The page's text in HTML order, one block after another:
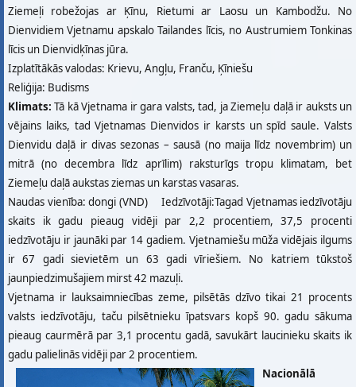
Ziemeļi robežojas ar Ķīnu, Rietumi ar Laosu un Kambodžu. No
Dienvidiem Vjetnamu apskalo Tailandes līcis, no Austrumiem Tonkinas
līcis un Dienvidķīnas jūra.
Izplatītākās valodas: Krievu, Angļu, Franču, Ķīniešu
Reliģija: Budisms
Klimats:Tā kā Vjetnama ir gara valsts, tad, ja Ziemeļu daļā ir auksts un
vējains laiks, tad Vjetnamas Dienvidos ir karsts un spīd saule. Valsts
Dienvidu daļā ir divas sezonas – sausā (no maija līdz novembrim) un
mitrā (no decembra līdz aprīlim) raksturīgs tropu klimatam, bet
Ziemeļu daļā aukstas ziemas un karstas vasaras.
Naudas vienība: dongi (VND) Iedzīvotāji:Tagad Vjetnamas iedzīvotāju
skaits ik gadu pieaug vidēji par 2,2 procentiem, 37,5 procenti
iedzīvotāju ir jaunāki par 14 gadiem. Vjetnamiešu mūža vidējais ilgums
ir 67 gadi sievietēm un 63 gadi vīriešiem. No katriem tūkstoš
jaunpiedzimušajiem mirst 42 mazuļi.
Vjetnama ir lauksaimniecības zeme, pilsētās dzīvo tikai 21 procents
valsts iedzīvotāju, taču pilsētnieku īpatsvars kopš 90. gadu sākuma
pieaug caurmērā par 3,1 procentu gadā, savukārt laucinieku skaits ik
gadu palielinās vidēji par 2 procentiem.
Nacionālā